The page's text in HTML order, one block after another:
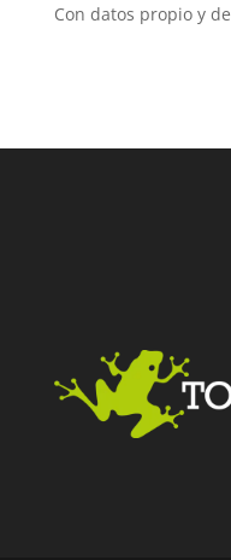
Con datos propio y de